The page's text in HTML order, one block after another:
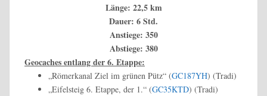
Länge: 22,5 km
Dauer: 6 Std.
Anstiege: 350
Abstiege: 380
Geocaches entlang der 6. Etappe:
„Römerkanal Ziel im grünen Pütz“ (GC187YH) (Tradi)
„Eifelsteig 6. Etappe, der 1.“ (GC35KTD) (Tradi)